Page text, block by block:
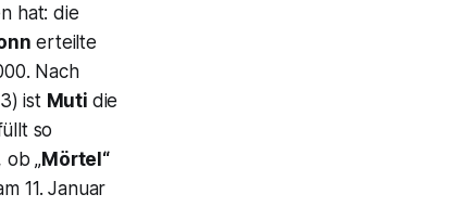
hat: die
erteilte
Nach
ist Muti die
so
ob „Mörtel“
11. Januar